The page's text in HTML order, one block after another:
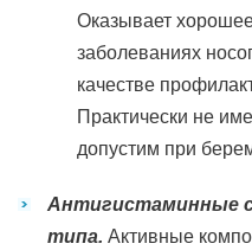
Оказывает
заболеваниях
качестве
Практически не
допустим при
Антигистаминные
типа. Активные